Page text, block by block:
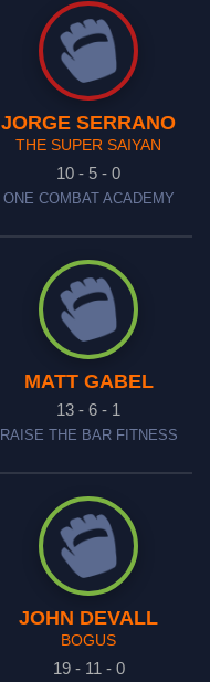
JORGE SERRANO
THE SUPER SAIYAN
10 - 5 - 0
ONE COMBAT ACADEMY
MATT GABEL
13 - 6 - 1
RAISE THE BAR FITNESS
JOHN DEVALL
BOGUS
19 - 11 - 0